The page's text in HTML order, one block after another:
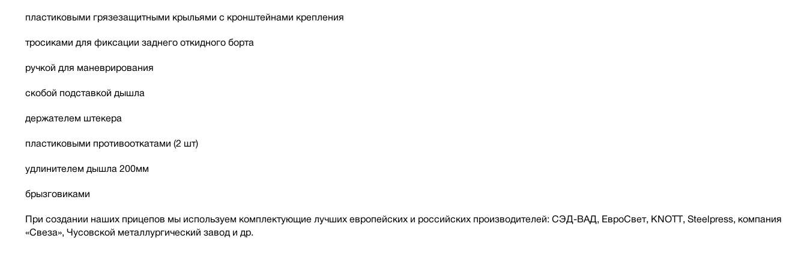
пластиковыми грязезащитными крыльями с кронштейнами крепления
тросиками для фиксации заднего откидного борта
ручкой для маневрирования
скобой подставкой дышла
держателем штекера
пластиковыми противооткатами (2 шт)
удлинителем дышла 200мм
брызговиками
При создании наших прицепов мы используем комплектующие лучших европейских и российских производителей: СЭД-ВАД, ЕвроСвет, KNOTT, Steelpress, компания
«Свеза», Чусовской металлургический завод и др.